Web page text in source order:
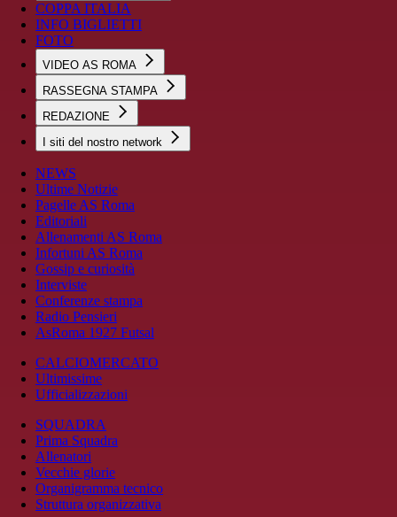
COPPA ITALIA
INFO BIGLIETTI
FOTO
VIDEO AS ROMA
RASSEGNA STAMPA
REDAZIONE
I siti del nostro network
NEWS
Ultime Notizie
Pagelle AS Roma
Editoriali
Allenamenti AS Roma
Infortuni AS Roma
Gossip e curiosità
Interviste
Conferenze stampa
Radio Pensieri
AsRoma 1927 Futsal
CALCIOMERCATO
Ultimissime
Ufficializzazioni
SQUADRA
Prima Squadra
Allenatori
Vecchie glorie
Organigramma tecnico
Struttura organizzativa